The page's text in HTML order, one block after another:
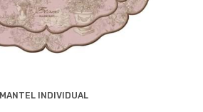
MANTEL INDIVIDUAL